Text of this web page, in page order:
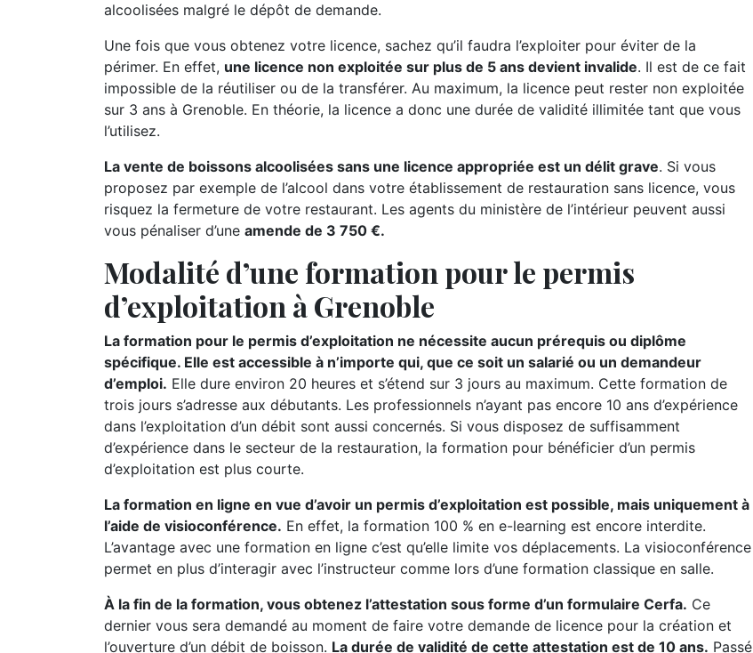
alcoolisées malgré le dépôt de demande.
Une fois que vous obtenez votre licence, sachez qu’il faudra l’exploiter pour éviter de la
périmer. En effet, une licence non exploitée sur plus de 5 ans devient invalide. Il est de ce fait
impossible de la réutiliser ou de la transférer. Au maximum, la licence peut rester non exploitée
sur 3 ans à Grenoble. En théorie, la licence a donc une durée de validité illimitée tant que vous
l’utilisez.
La vente de boissons alcoolisées sans une licence appropriée est un délit grave. Si vous
proposez par exemple de l’alcool dans votre établissement de restauration sans licence, vous
risquez la fermeture de votre restaurant. Les agents du ministère de l’intérieur peuvent aussi
vous pénaliser d’une amende de 3 750 €.
Modalité d’une formation pour le permis
d’exploitation à Grenoble
La formation pour le permis d’exploitation ne nécessite aucun prérequis ou diplôme
spécifique. Elle est accessible à n’importe qui, que ce soit un salarié ou un demandeur
d’emploi. Elle dure environ 20 heures et s’étend sur 3 jours au maximum. Cette formation de
trois jours s’adresse aux débutants. Les professionnels n’ayant pas encore 10 ans d’expérience
dans l’exploitation d’un débit sont aussi concernés. Si vous disposez de suffisamment
d’expérience dans le secteur de la restauration, la formation pour bénéficier d’un permis
d’exploitation est plus courte.
La formation en ligne en vue d’avoir un permis d’exploitation est possible, mais uniquement à
l’aide de visioconférence. En effet, la formation 100 % en e-learning est encore interdite.
L’avantage avec une formation en ligne c’est qu’elle limite vos déplacements. La visioconférence
permet en plus d’interagir avec l’instructeur comme lors d’une formation classique en salle.
À la fin de la formation, vous obtenez l’attestation sous forme d’un formulaire Cerfa. Ce
dernier vous sera demandé au moment de faire votre demande de licence pour la création et
l’ouverture d’un débit de boisson. La durée de validité de cette attestation est de 10 ans. Passé